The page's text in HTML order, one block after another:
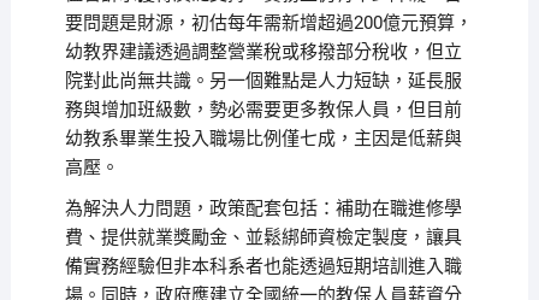
要問題是財源，初估每年需新增超過200億元預算，
幼教界建議透過調整營業稅或移撥部分稅收，但立
院對此尚無共識。另一個難點是人力短缺，延長服
務與增加班級數，勢必需要更多教保人員，但目前
幼教系畢業生投入職場比例僅七成，主因是低薪與
高壓。
為解決人力問題，政策配套包括：補助在職進修學
費、提供就業獎勵金、並鬆綁師資檢定製度，讓具
備實務經驗但非本科系者也能透過短期培訓進入職
場。同時，政府應建立全國統一的教保人員薪資分